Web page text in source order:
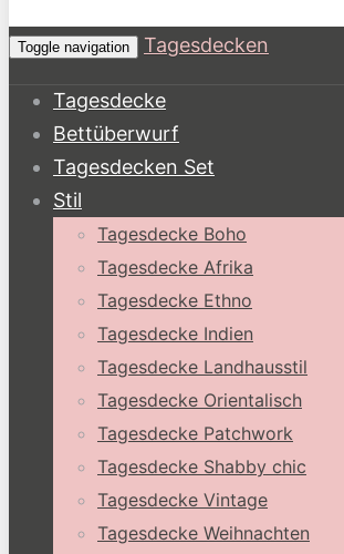
Toggle navigation Tagesdecken
Tagesdecke
Bettüberwurf
Tagesdecken Set
Stil
Tagesdecke Boho
Tagesdecke Afrika
Tagesdecke Ethno
Tagesdecke Indien
Tagesdecke Landhausstil
Tagesdecke Orientalisch
Tagesdecke Patchwork
Tagesdecke Shabby chic
Tagesdecke Vintage
Tagesdecke Weihnachten